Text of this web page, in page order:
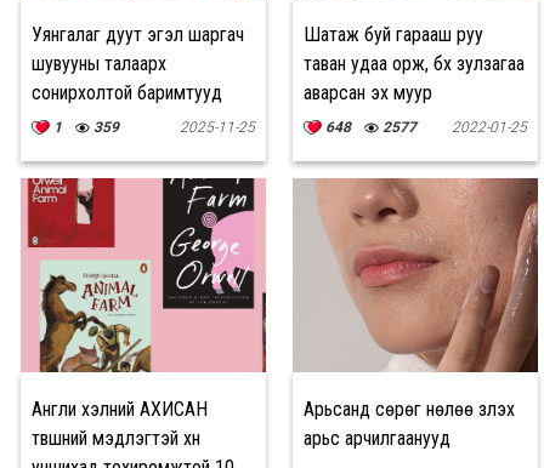
Уянгалаг дуут эгэл шаргач
шувууны талаарх
сонирхолтой баримтууд
1 359 2025-11-25
Шатаж буй гарааш руу
таван удаа орж, бүх зулзагаа
аварсан эх муур
648 2577 2022-01-25
Англи хэлний АХИСАН
түвшний мэдлэгтэй хүн
Арьсанд сөрөг нөлөө үзүүлэх
арьс арчилгаанууд